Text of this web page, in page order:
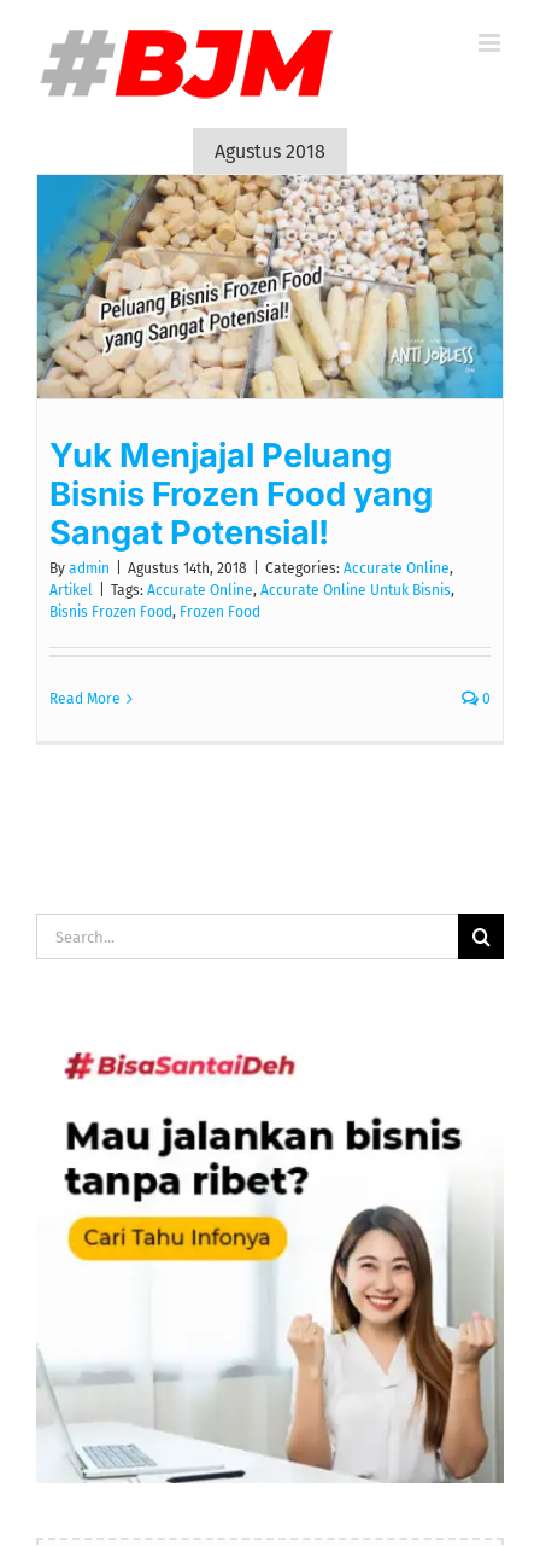
content
Agustus 2018
Yuk Menjajal Peluang
Bisnis Frozen Food yang
Sangat Potensial!
By admin Agustus 14th, 2018 Categories: Accurate Online,
Artikel
Tags: Accurate Online, Accurate Online Untuk Bisnis,
Bisnis Frozen Food, Frozen Food
Read More 0
Search
for: